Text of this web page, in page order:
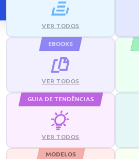
VER TODOS
EBOOKS
VER TODOS
GUIA DE TENDÊNCIAS
VER TODOS
MODELOS